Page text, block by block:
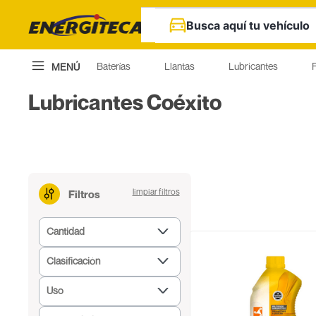
Busca aquí tu vehículo
MENÚ Baterías Llantas Lubricantes
Lubricantes Coéxito
Filtros
Cantidad
Cuarto
Clasificación
Uso